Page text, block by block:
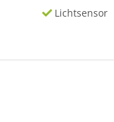
Lichtsensor